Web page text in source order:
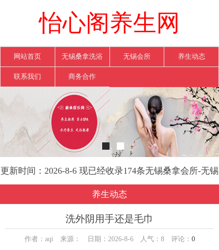
怡心阁养生网
网站首页 无锡桑拿洗浴 无锡会所 养生动态
联系我们 商务合作
更新时间：2026-8-6 现已经收录174条无锡桑拿会所-无锡
怡心阁养生网信息
养生动态
洗外阴用手还是毛巾
作者：aqi 来源： 日期：2026-8-6 人气： 8评论： 0